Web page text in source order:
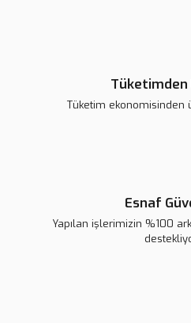
192,00 TL
Tüketim ekonomisinden
Esnaf
Yapılan işlerimizin %100